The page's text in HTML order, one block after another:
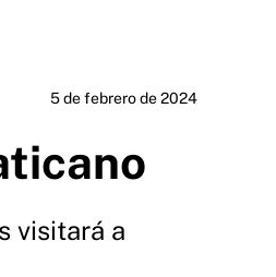
5 de febrero de 2024
visitará a